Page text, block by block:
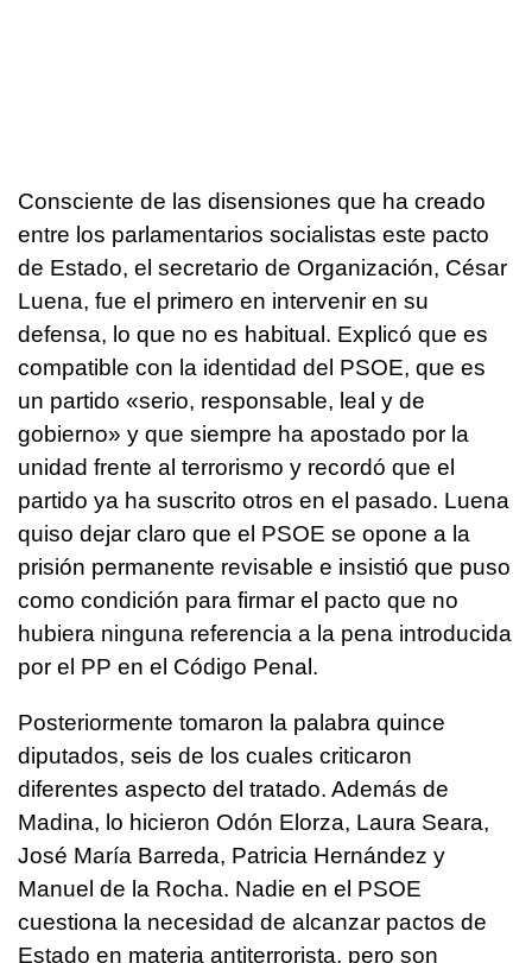
Consciente de las disensiones que ha creado
entre los parlamentarios socialistas este pacto
de Estado, el secretario de Organización, César
Luena, fue el primero en intervenir en su
defensa, lo que no es habitual. Explicó que es
compatible con la identidad del PSOE, que es
un partido «serio, responsable, leal y de
gobierno» y que siempre ha apostado por la
unidad frente al terrorismo y recordó que el
partido ya ha suscrito otros en el pasado. Luena
quiso dejar claro que el PSOE se opone a la
prisión permanente revisable e insistió que puso
como condición para firmar el pacto que no
hubiera ninguna referencia a la pena introducida
por el PP en el Código Penal.
Posteriormente tomaron la palabra quince
diputados, seis de los cuales criticaron
diferentes aspecto del tratado. Además de
Madina, lo hicieron Odón Elorza, Laura Seara,
José María Barreda, Patricia Hernández y
Manuel de la Rocha. Nadie en el PSOE
cuestiona la necesidad de alcanzar pactos de
Estado en materia antiterrorista, pero son